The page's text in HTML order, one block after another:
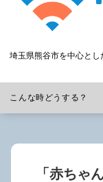
埼玉県熊谷市を中心と
こんな時どうする？
「赤ちゃ